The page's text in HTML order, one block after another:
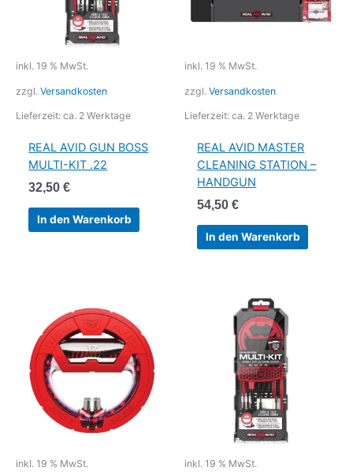
inkl. 19 % MwSt.
zzgl. Versandkosten
Lieferzeit: ca. 2 Werktage
REAL AVID GUN BOSS
MULTI-KIT .22
32,50€
In den Warenkorb
inkl. 19 % MwSt.
zzgl. Versandkosten
Lieferzeit: ca. 2 Werktage
REAL AVID MASTER
CLEANING STATION –
HANDGUN
54,50€
In den Warenkorb
inkl. 19 % MwSt. inkl. 19 % MwSt.